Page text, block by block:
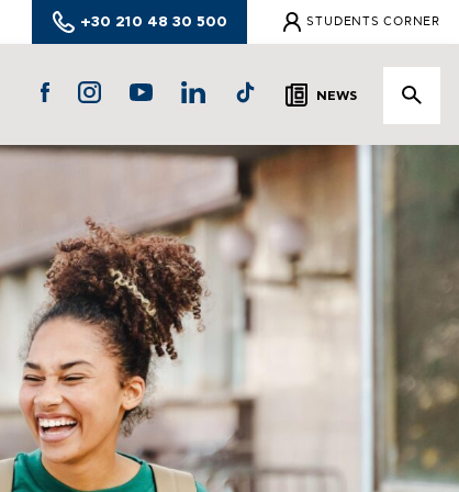
+30 210 48 30 500 STUDENTS CORNER
NEWS